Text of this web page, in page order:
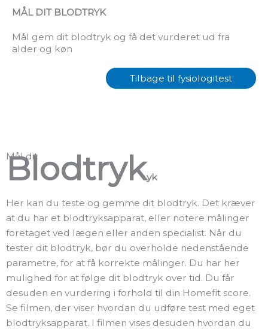
MÅL DIT BLODTRYK
Mål gem dit blodtryk og få det vurderet ud fra
alder og køn
Tilbage til fysiologitest
Mål dit
Blodtrykyk
Her kan du teste og gemme dit blodtryk. Det kræver
at du har et blodtryksapparat, eller notere målinger
foretaget ved lægen eller anden specialist. Når du
tester dit blodtryk, bør du overholde nedenstående
parametre, for at få korrekte målinger. Du har her
mulighed for at følge dit blodtryk over tid. Du får
desuden en vurdering i forhold til din Homefit score.
Se filmen, der viser hvordan du udføre test med eget
blodtryksapparat. I filmen vises desuden hvordan du